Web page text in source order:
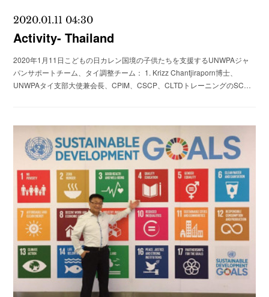
2020.01.11 04:30
Activity- Thailand
2020年1月11日こどもの日カレン国境の子供たちを支援するUNWPAジャ
パンサポートチーム、タイ調整チーム： 1. Krizz Chantjiraporn博士、
UNWPAタイ支部大使兼会長、CPIM、CSCP、CLTDトレーニングのSC…